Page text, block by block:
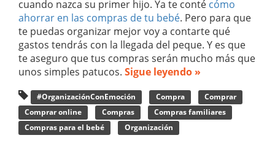
cuando nazca su primer hijo. Ya te conté cómo
ahorrar en las compras de tu bebé. Pero para que
te puedas organizar mejor voy a contarte qué
gastos tendrás con la llegada del peque. Y es que
te aseguro que tus compras serán mucho más que
unos simples patucos. Sigue leyendo »
#OrganizaciónConEmoción Compra
Comprar
Comprar online
Compras
Compras familiares
Compras para el bebé
Organización